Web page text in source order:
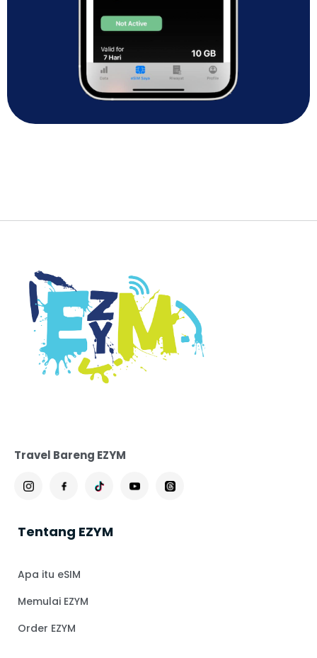
Travel Bareng EZYM
Tentang EZYM
Apa itu eSIM
Memulai EZYM
Order EZYM